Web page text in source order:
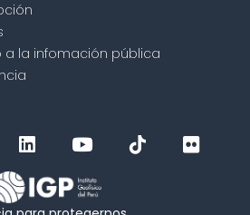
a la infomación pública